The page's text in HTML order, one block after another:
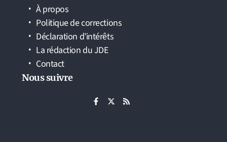
À propos
Politique de corrections
Déclaration d’intérêts
La rédaction du JDE
Contact
Nous suivre